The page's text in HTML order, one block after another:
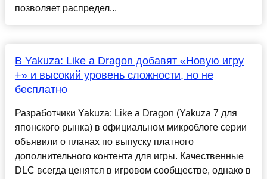
позволяет распредел...
В Yakuza: Like a Dragon добавят «Новую игру
+» и высокий уровень сложности, но не
бесплатно
Разработчики Yakuza: Like a Dragon (Yakuza 7 для
японского рынка) в официальном микроблоге серии
объявили о планах по выпуску платного
дополнительного контента для игры. Качественные
DLC всегда ценятся в игровом сообществе, однако в